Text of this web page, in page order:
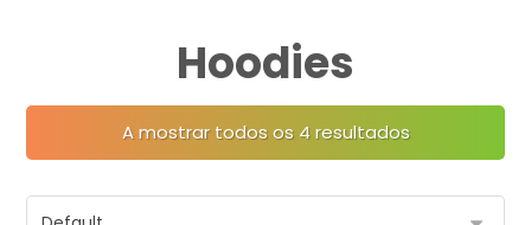
Hoodies
A mostrar todos os 4 resultados